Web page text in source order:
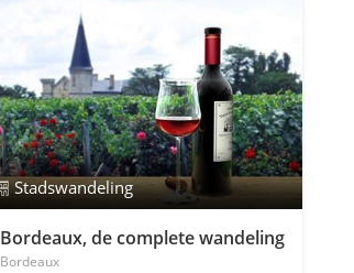
Stadswandeling
Bordeaux, de complete wandeling
Bordeaux